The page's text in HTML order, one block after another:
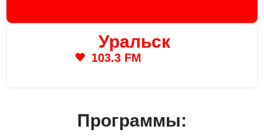
Уральск
103.3 FM
Программы: